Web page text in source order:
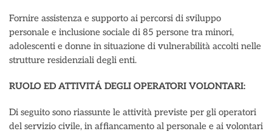
Fornire assistenza e supporto ai percorsi di sviluppo
personale e inclusione sociale di 85 persone tra minori,
adolescenti e donne in situazione di vulnerabilità accolti nelle
strutture residenziali degli enti.
RUOLO ED ATTIVITÁ DEGLI OPERATORI VOLONTARI:
Di seguito sono riassunte le attività previste per gli operatori
del servizio civile, in affiancamento al personale e ai volontari